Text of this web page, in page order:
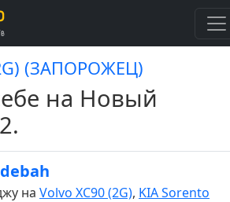
(ЗАПОРОЖЕЦ)
на Новый
на Volvo XC90 (2G), KIA Sorento